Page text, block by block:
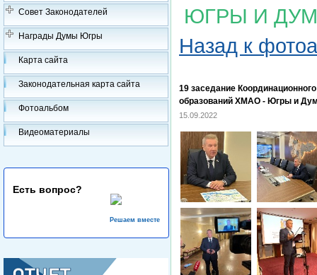
Совет Законодателей
Награды Думы Югры
Карта сайта
Законодательная карта сайта
Фотоальбом
Видеоматериалы
Есть вопрос?
Решаем вместе
ЮГРЫ И
Назад к
19 заседание
образований ХМАО - Югры и
15.09.2022